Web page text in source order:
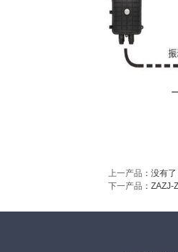
上一产品 ：没有了
下一产品 ： ZAZJ-